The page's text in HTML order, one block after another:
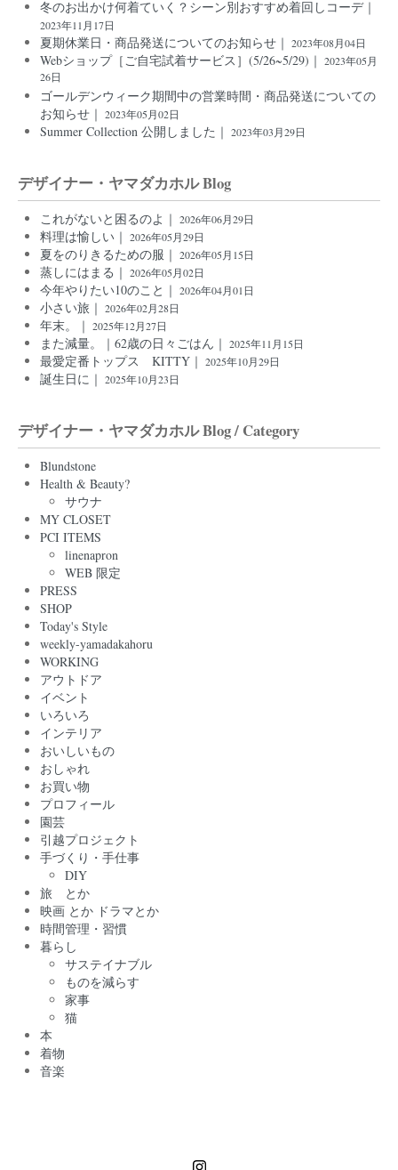
冬のお出かけ何着ていく？シーン別おすすめ着回しコーデ｜
2023年11月17日
夏期休業日・商品発送についてのお知らせ｜ 2023年08月04日
Webショップ［ご自宅試着サービス］(5/26~5/29)｜ 2023年05月
26日
ゴールデンウィーク期間中の営業時間・商品発送についての
お知らせ｜ 2023年05月02日
Summer Collection 公開しました｜ 2023年03月29日
デザイナー・ヤマダカホル Blog
これがないと困るのよ｜ 2026年06月29日
料理は愉しい｜ 2026年05月29日
夏をのりきるための服｜ 2026年05月15日
蒸しにはまる｜ 2026年05月02日
今年やりたい10のこと｜ 2026年04月01日
小さい旅｜ 2026年02月28日
年末。｜ 2025年12月27日
また減量。｜62歳の日々ごはん｜ 2025年11月15日
最愛定番トップス KITTY｜ 2025年10月29日
誕生日に｜ 2025年10月23日
デザイナー・ヤマダカホル Blog / Category
Blundstone
Health & Beauty?
サウナ
MY CLOSET
PCI ITEMS
linenapron
WEB 限定
PRESS
SHOP
Today's Style
weekly-yamadakahoru
WORKING
アウトドア
イベント
いろいろ
インテリア
おいしいもの
おしゃれ
お買い物
プロフィール
園芸
引越プロジェクト
手づくり・手仕事
DIY
旅 とか
映画 とか ドラマとか
時間管理・習慣
暮らし
サステイナブル
ものを減らす
家事
猫
本
着物
音楽